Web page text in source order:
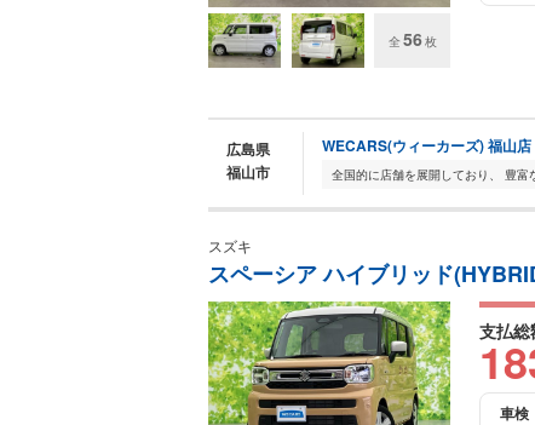
全 56枚
広島県
福山市
WECARS(ウィーカーズ) 福山店
スズキ
スペーシア ハイブリッド
支払総
車検